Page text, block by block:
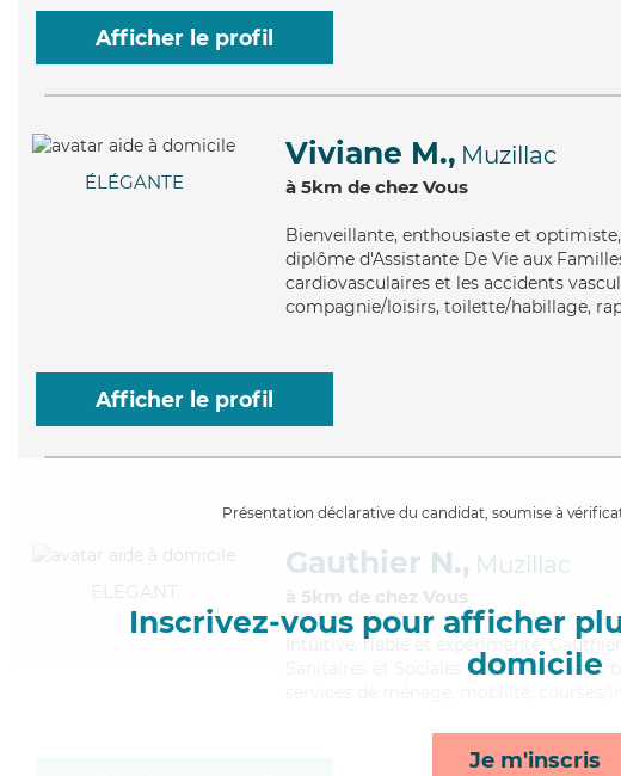
Afficher le profil
ÉLÉGANTE
Viviane M., Muzillac
à 5km de chez Vous
Bienveillante, enthousiaste et
diplôme d'Assistante De Vie aux
cardiovasculaires et les accidents
compagnie/loisirs, toilette/habillage,
Afficher le profil
Présentation déclarative du candidat, soumise à
Inscrivez-vous pour afficher
domicile
Je m'inscris
ÉLÉGANT
Gauthier N., Muzillac
à 5km de chez Vous
, fiable et expérimenté,
Sanitaires et Sociales (CSS).